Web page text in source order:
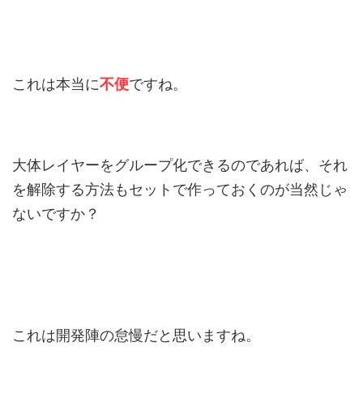
これは本当に不便ですね。
大体レイヤーをグループ化できるのであれば、それ
を解除する方法もセットで作っておくのが当然じゃ
ないですか？
これは開発陣の怠慢だと思いますね。